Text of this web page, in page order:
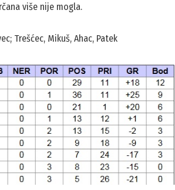
više nije mogla.
Trešćec, Mikuš, Ahac, Patek